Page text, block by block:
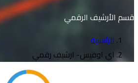
قسم الأرشيف الرقمي
الرئيسية
اي اوفيس- ارشيف رقمي